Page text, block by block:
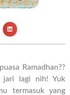
Ramadhan??
jari lagi nih! Yuk
termasuk yang